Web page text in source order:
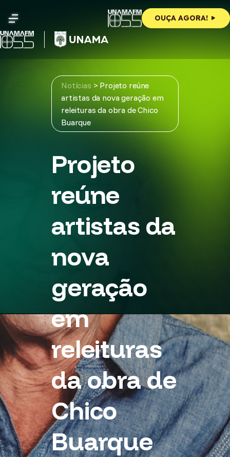
content
OUÇA AGORA!
Notícias > Projeto reúne
artistas da nova geração em
releituras da obra de Chico
Buarque
Projeto
reúne
artistas da
nova
geração
em
releituras
da obra de
Chico
Buarque